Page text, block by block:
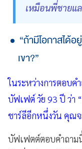
เหมือนพี่ชายแ
“ถ้ามีโอกาสได้
เขา?”
ในระหว่างการตอบ
บัฟเฟต์ วัย 93 ปี ว่า
ชาร์ลีอีกหนึ่งวัน คุณจ
บัฟเฟตต์ตอบคำถาม